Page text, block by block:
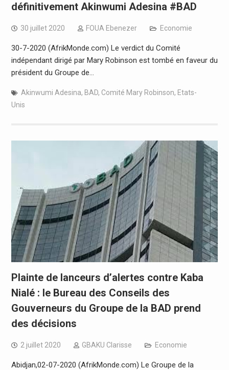
définitivement Akinwumi Adesina #BAD
30 juillet 2020 FOUA Ebenezer Economie
30-7-2020 (AfrikMonde.com) Le verdict du Comité
indépendant dirigé par Mary Robinson est tombé en faveur du
président du Groupe de…
Akinwumi Adesina, BAD, Comité Mary Robinson, Etats-
Unis
Plainte de lanceurs d’alertes contre Kaba
Nialé : le Bureau des Conseils des
Gouverneurs du Groupe de la BAD prend
des décisions
2 juillet 2020 GBAKU Clarisse Economie
Abidjan,02-07-2020 (AfrikMonde.com) Le Groupe de la